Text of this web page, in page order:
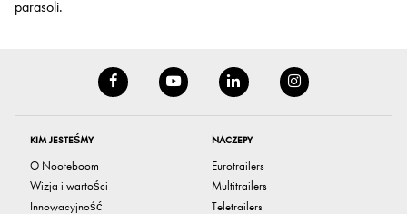
parasoli.
KIM JESTEŚMY
O Nooteboom
Wizja i wartości
Innowacyjność
NACZEPY
Eurotrailers
Multitrailers
Teletrailers